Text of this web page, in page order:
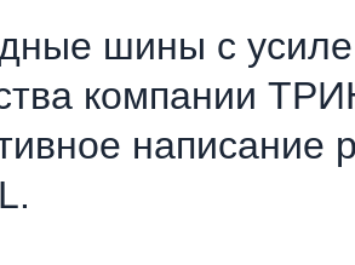
шины c
компании
написание